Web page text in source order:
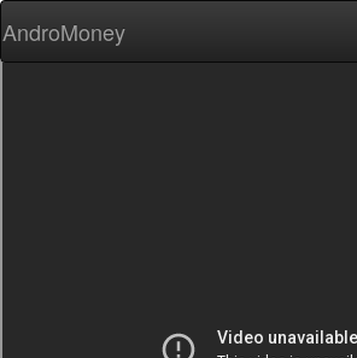
AndroMoney